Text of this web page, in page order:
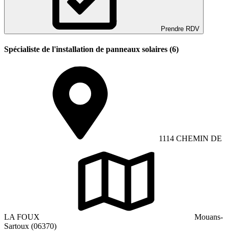
Prendre RDV
Spécialiste de l'installation de panneaux solaires (6)
1114 CHEMIN DE
LA FOUX
Mouans-
Sartoux (06370)